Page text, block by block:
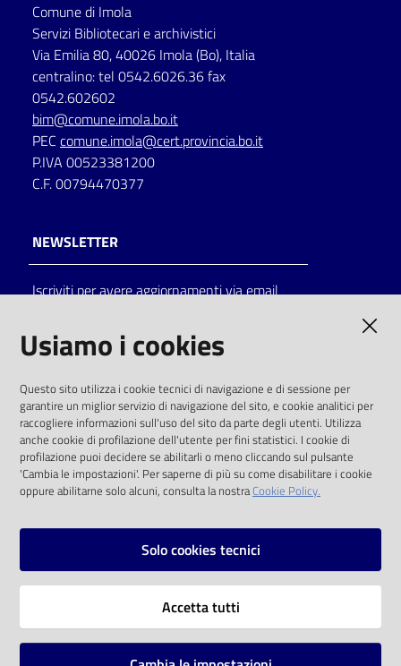
Seguici
su
Catalogo
Eventi
Chiedi al
bibliotecario
Avvisi
Comune di Imola
Servizi Bibliotecari e archivistici
Via Emilia 80, 40026 Imola (Bo), Italia
centralino: tel 0542.6026.36 fax
0542.602602
bim@comune.imola.bo.it
PEC comune.imola@cert.provincia.bo.it
P.IVA 00523381200
C.F. 00794470377
NEWSLETTER
Iscriviti per avere aggiornamenti via email
solo alle condizioni previste dalla direttiva
comunitaria 2003/98/CE e dal d.lgs. 36/2006
SOCIAL
Instagram
Vai alla pagina
Usiamo i cookies
Questo sito utilizza i cookie tecnici di navigazione e di sessione per
garantire un miglior servizio di navigazione del sito, e cookie analitici per
raccogliere informazioni sull'uso del sito da parte degli utenti. Utilizza
anche cookie di profilazione dell'utente per fini statistici. I cookie di
profilazione puoi decidere se abilitarli o meno cliccando sul pulsante
'Cambia le impostazioni'. Per saperne di più su come disabilitare i cookie
oppure abilitarne solo alcuni, consulta la nostraCookie Policy.
Solo cookies tecnici
Accetta tutti